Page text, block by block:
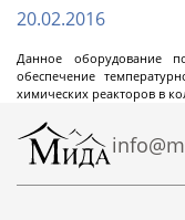
Криостаты
Чиллеры
Термостаты
Система
20.02.2016
Данное оборудование
обеспечение
химических реакторов в